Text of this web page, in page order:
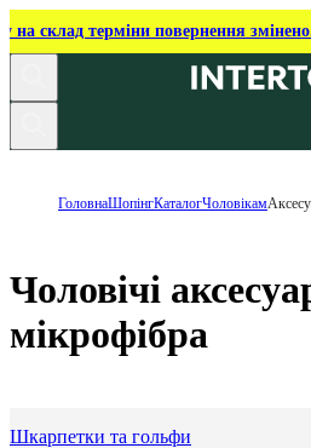
на склад терміни повернення
ГоловнаШопінгКаталогЧоловікам
Чоловічі
мікрофібра
Шкарпетки та гольфи